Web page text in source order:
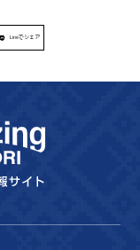
Lineでシェア